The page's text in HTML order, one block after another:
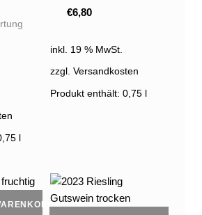
€6,80
inkl. 19 % MwSt.
zzgl. Versandkosten
Produkt enthält: 0,75